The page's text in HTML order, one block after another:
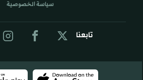
تابعنا
سياسة الخصوصية